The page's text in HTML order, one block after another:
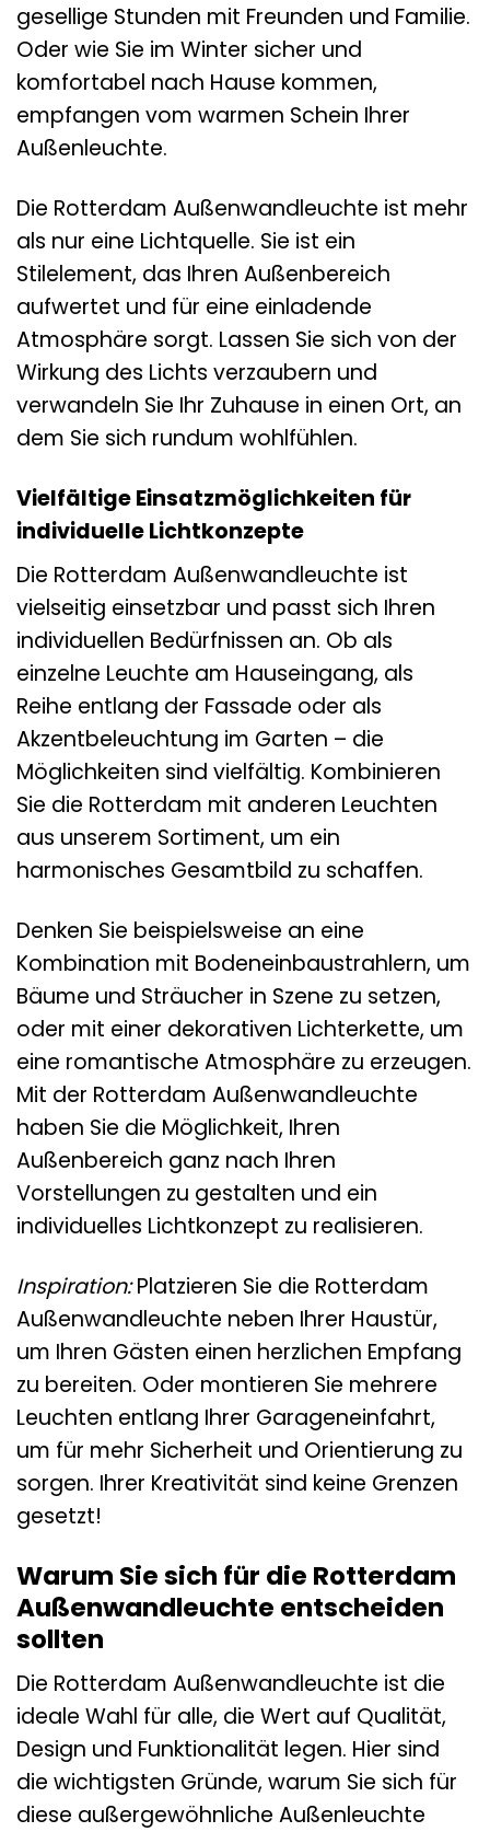
gesellige Stunden mit Freunden und Familie.
Oder wie Sie im Winter sicher und
komfortabel nach Hause kommen,
empfangen vom warmen Schein Ihrer
Außenleuchte.
Die Rotterdam Außenwandleuchte ist mehr
als nur eine Lichtquelle. Sie ist ein
Stilelement, das Ihren Außenbereich
aufwertet und für eine einladende
Atmosphäre sorgt. Lassen Sie sich von der
Wirkung des Lichts verzaubern und
verwandeln Sie Ihr Zuhause in einen Ort, an
dem Sie sich rundum wohlfühlen.
Vielfältige Einsatzmöglichkeiten für
individuelle Lichtkonzepte
Die Rotterdam Außenwandleuchte ist
vielseitig einsetzbar und passt sich Ihren
individuellen Bedürfnissen an. Ob als
einzelne Leuchte am Hauseingang, als
Reihe entlang der Fassade oder als
Akzentbeleuchtung im Garten – die
Möglichkeiten sind vielfältig. Kombinieren
Sie die Rotterdam mit anderen Leuchten
aus unserem Sortiment, um ein
harmonisches Gesamtbild zu schaffen.
Denken Sie beispielsweise an eine
Kombination mit Bodeneinbaustrahlern, um
Bäume und Sträucher in Szene zu setzen,
oder mit einer dekorativen Lichterkette, um
eine romantische Atmosphäre zu erzeugen.
Mit der Rotterdam Außenwandleuchte
haben Sie die Möglichkeit, Ihren
Außenbereich ganz nach Ihren
Vorstellungen zu gestalten und ein
individuelles Lichtkonzept zu realisieren.
Inspiration:Platzieren Sie die Rotterdam
Außenwandleuchte neben Ihrer Haustür,
um Ihren Gästen einen herzlichen Empfang
zu bereiten. Oder montieren Sie mehrere
Leuchten entlang Ihrer Garageneinfahrt,
um für mehr Sicherheit und Orientierung zu
sorgen. Ihrer Kreativität sind keine Grenzen
gesetzt!
Warum Sie sich für die Rotterdam
Außenwandleuchte entscheiden
sollten
Die Rotterdam Außenwandleuchte ist die
ideale Wahl für alle, die Wert auf Qualität,
Design und Funktionalität legen. Hier sind
die wichtigsten Gründe, warum Sie sich für
diese außergewöhnliche Außenleuchte